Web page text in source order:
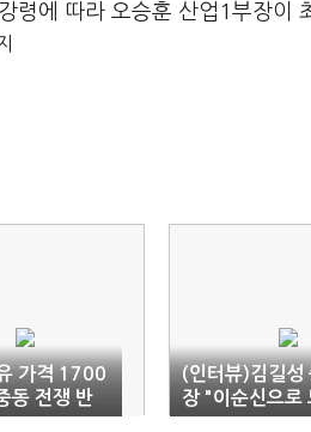
령에 따라 오승훈 산업1부장이
가격 1700
동 전쟁 반
(인터뷰)김길성
장 "이순신으로
랜드화…명동스